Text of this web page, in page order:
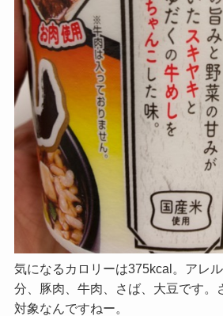
気になるカロリーは375kcal。アレ
分、豚肉、牛肉、さば、大豆です。
対象なんですねー。